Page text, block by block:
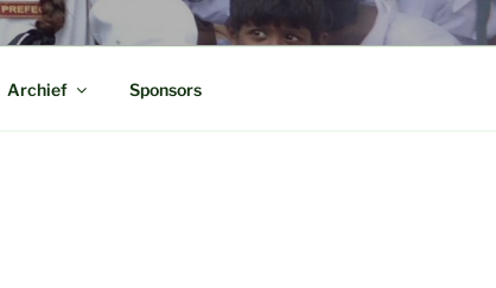
Archief Sponsors